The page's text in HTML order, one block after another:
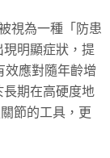
視為一種「防患
現明顯症狀，提
效應對隨年齡增
長期在高硬度地
節的工具，更